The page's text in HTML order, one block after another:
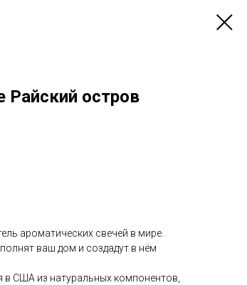
Райский остров
ароматических свечей в мире.
ваш дом и создадут в нём
в США из натуральных компонентов,